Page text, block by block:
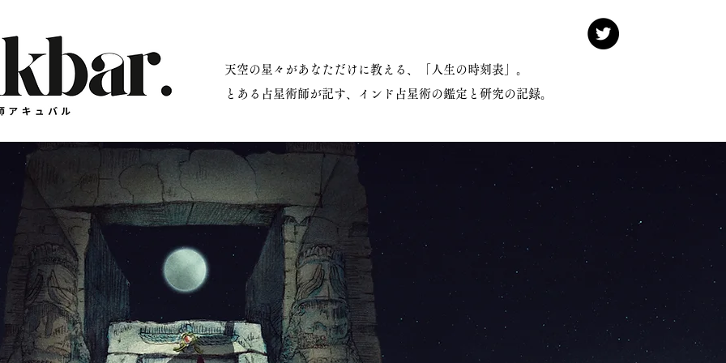
師アキュバル公式サイト
​天空の星々があなただけに教える、「人生の時刻表」。
とある占星術師が記す、インド占星術の鑑定と研究の記録。